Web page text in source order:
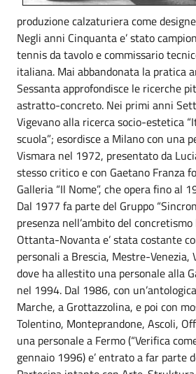
produzione calzaturiera come
Negli anni Cinquanta e’ stato
tennis da tavolo e commissario
italiana. Mai abbandonata la pratica
Sessanta approfondisce le ricerche
astratto-concreto. Nei primi anni
Vigevano alla ricerca socio-estetica
scuola”; esordisce a Milano con una
Vismara nel 1972, presentato da
stesso critico e con Gaetano Franza
Galleria “Il Nome”, che opera fino al
Dal 1977 fa parte del Gruppo
presenza nell’ambito del
Ottanta-Novanta e’ stata costante
personali a Brescia, Mestre-Venezia,
dove ha allestito una personale alla
nel 1994. Dal 1986, con
Marche, a Grottazzolina, e poi con
Tolentino, Monteprandone, Ascoli,
una personale a Fermo (“Verifica
gennaio 1996) e’ entrato a far parte